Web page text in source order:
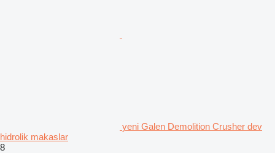
yeni Galen Demolition Crusher dev
hidrolik makaslar
8